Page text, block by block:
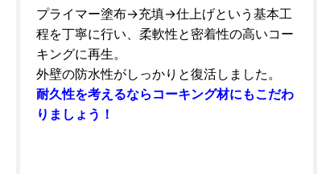
プライマー塗布→充填→仕上げという基本工
程を丁寧に行い、柔軟性と密着性の高いコー
キングに再生。
外壁の防水性がしっかりと復活しました。
耐久性を考えるならコーキング材にもこだわ
りましょう！